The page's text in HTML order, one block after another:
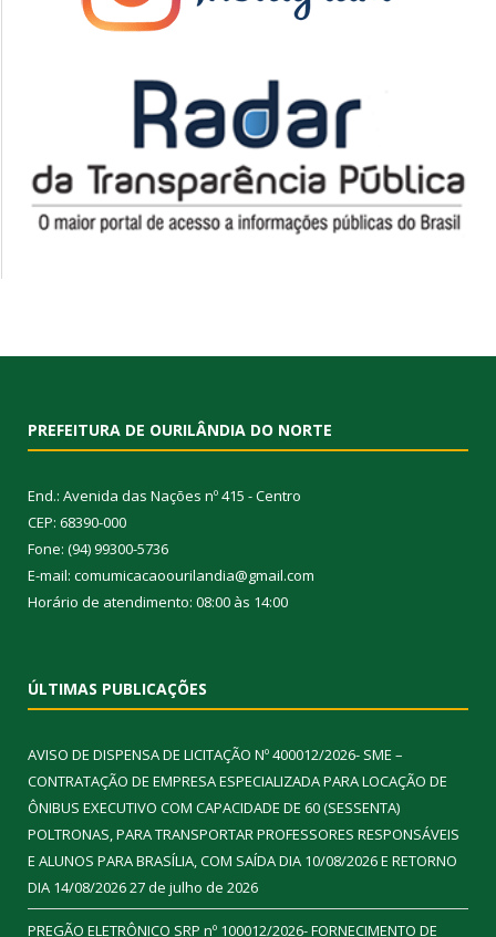
PREFEITURA DE OURILÂNDIA DO NORTE
End.: Avenida das Nações nº 415 - Centro
CEP: 68390-000
Fone: (94) 99300-5736
E-mail: comumicacaoourilandia@gmail.com
Horário de atendimento: 08:00 às 14:00
ÚLTIMAS PUBLICAÇÕES
AVISO DE DISPENSA DE LICITAÇÃO Nº 400012/2026- SME –
CONTRATAÇÃO DE EMPRESA ESPECIALIZADA PARA LOCAÇÃO DE
ÔNIBUS EXECUTIVO COM CAPACIDADE DE 60 (SESSENTA)
POLTRONAS, PARA TRANSPORTAR PROFESSORES RESPONSÁVEIS
E ALUNOS PARA BRASÍLIA, COM SAÍDA DIA 10/08/2026 E RETORNO
DIA 14/08/202627 de julho de 2026
PREGÃO ELETRÔNICO SRP nº 100012/2026- FORNECIMENTO DE